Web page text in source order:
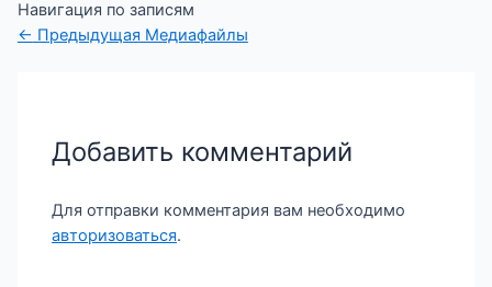
Навигация по записям
← Предыдущая Медиафайлы
Добавить комментарий
Для отправки комментария вам необходимо
авторизоваться.